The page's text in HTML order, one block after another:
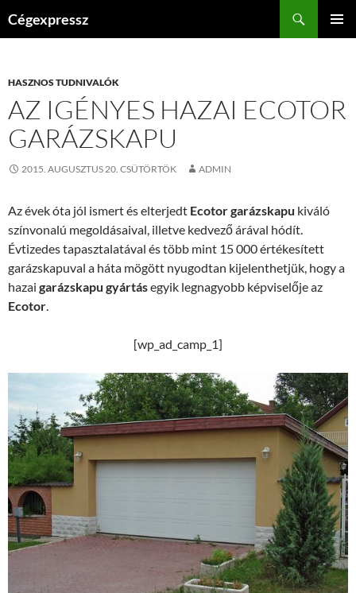
Cégexpressz
HASZNOS TUDNIVALÓK
AZ IGÉNYES HAZAI ECOTOR
GARÁZSKAPU
2015. AUGUSZTUS 20. CSÜTÖRTÖK ADMIN
Az évek óta jól ismert és elterjedt Ecotor garázskapu kiváló
színvonalú megoldásaival, illetve kedvező árával hódít.
Évtizedes tapasztalatával és több mint 15 000 értékesített
garázskapuval a háta mögött nyugodtan kijelenthetjük, hogy a
hazai garázskapu gyártásegyik legnagyobb képviselője az
Ecotor.
[wp_ad_camp_1]